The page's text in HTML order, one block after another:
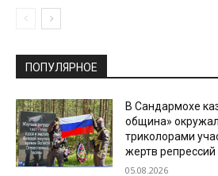
ПОПУЛЯРНОЕ
В Сандармохе
община»
триколорами
жертв репрессий
05.08.2026